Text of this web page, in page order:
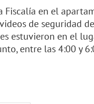
en el
de seguridad
estuvieron en el
entre las 4:00 y